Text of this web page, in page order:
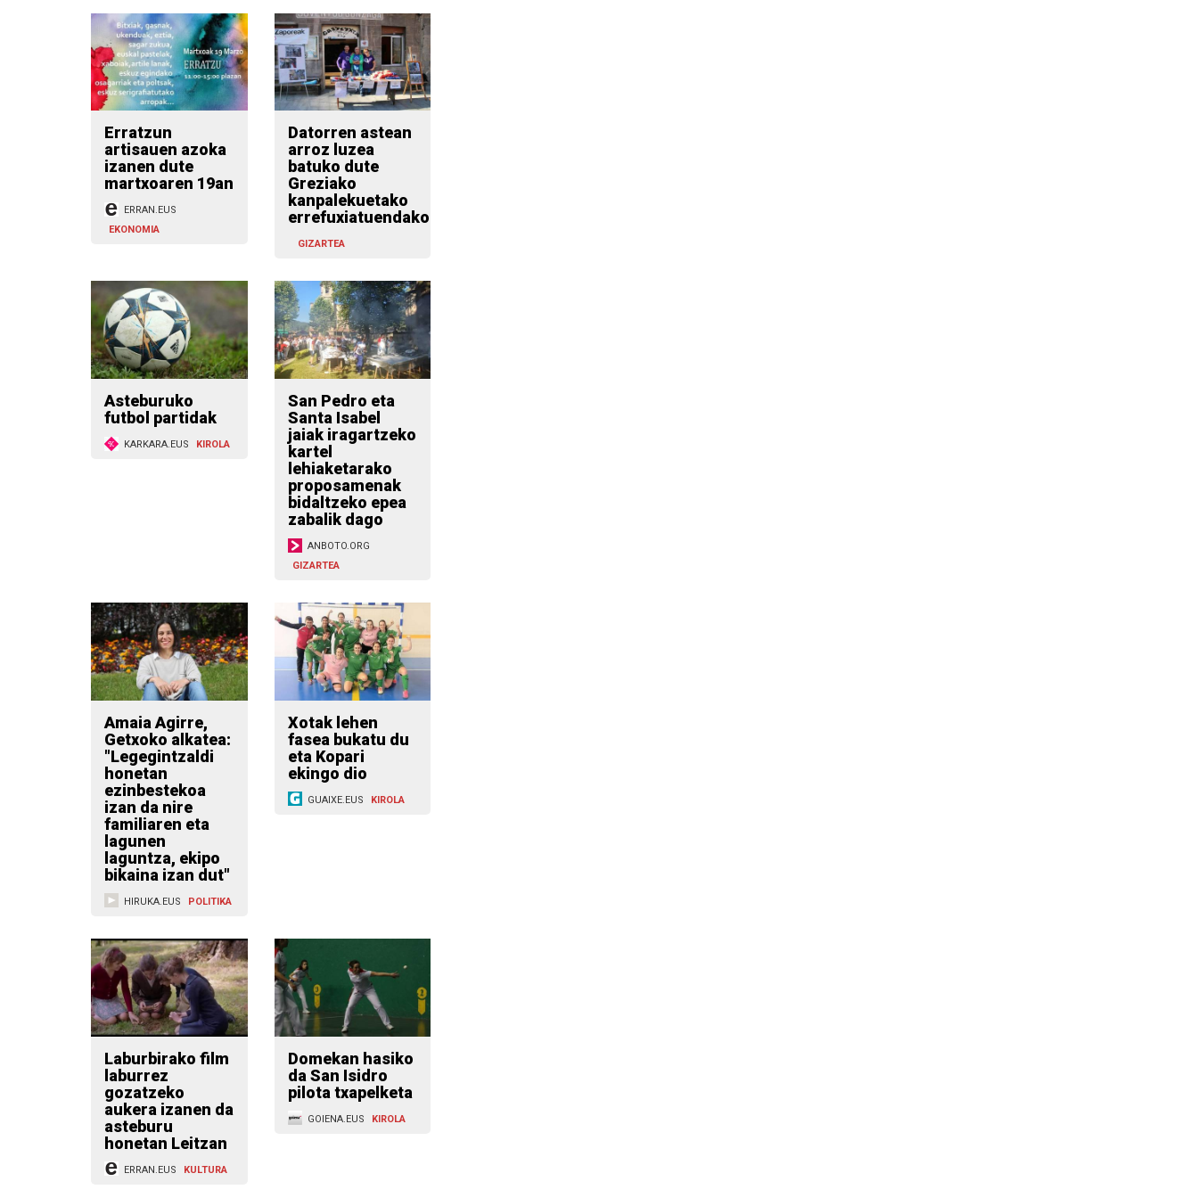
Erratzun
artisauen azoka
izanen dute
martxoaren 19an
ERRAN.EUS
EKONOMIA
Datorren astean
arroz luzea
batuko dute
Greziako
kanpalekuetako
errefuxiatuendako
GIZARTEA
Asteburuko
futbol partidak
KARKARA.EUS KIROLA
San Pedro eta
Santa Isabel
jaiak iragartzeko
kartel
lehiaketarako
proposamenak
bidaltzeko epea
zabalik dago
ANBOTO.ORG
GIZARTEA
Amaia Agirre,
Getxoko alkatea:
"Legegintzaldi
honetan
ezinbestekoa
izan da nire
familiaren eta
lagunen
laguntza, ekipo
bikaina izan dut"
HIRUKA.EUS POLITIKA
Xotak lehen
fasea bukatu du
eta Kopari
ekingo dio
GUAIXE.EUS KIROLA
Laburbirako film
laburrez
gozatzeko
aukera izanen da
asteburu
honetan Leitzan
ERRAN.EUS KULTURA
Domekan hasiko
da San Isidro
pilota txapelketa
GOIENA.EUS KIROLA